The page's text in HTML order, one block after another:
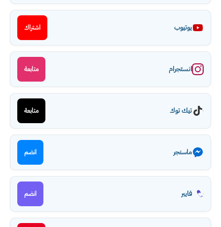
يوتيوب اشتراك
انستجرام متابعة
تيك توك متابعة
ماسنجر انضم
فايبر انضم